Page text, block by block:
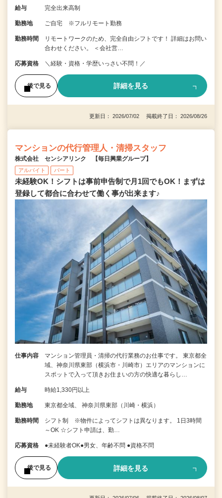
給与 完全出来高制
勤務地 ご自宅 ※フルリモート勤務
勤務時間
リモートワークのため、完全自由シフトです！ 詳細はお問い
合わせください。 ＜会社営…
応募資格 ＼経験・資格・学歴いっさい不問！／
後で見る 詳細を見る
更新日： 2026/07/02 掲載終了日： 2026/08/26
マンションの代行管理人・清掃スタッフ
株式会社 センシアリンク 【毎日興業グループ】
アルバイト パート
未経験OK！シフトは事前申告制で月1回でもOK！まずは
登録して都合に合わせて働く事が出来ます♪
仕事内容
マンション管理員・清掃の代行業務のお仕事です。 東京都全
域、神奈川県東部（横浜市・川崎市）エリアのマンションに
スポットで入って頂きお住まいの方の快適な暮らし…
給与 時給1,330円以上
勤務地 東京都全域、 神奈川県東部（川崎・横浜）
勤務時間
シフト制 ※物件によってシフトは異なります。 1日3時間
～OK ☆シフト申請は、勤…
応募資格 ●未経験者OK●男女、年齢不問 ●資格不問
後で見る 詳細を見る